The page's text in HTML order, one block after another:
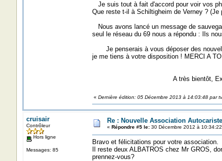
Je suis tout à fait d'accord pour voir vos
Que reste t-il à Schiltigheim de Verney ? (Je
Nous avons lancé un message de
seul le réseau du 69 nous a répondu : Ils
Je penserais à vous déposer des
je me tiens à votre disposition ! MERCI A
A très bientôt, Excellente Fête
« Dernière édition: 05 Décembre 2013 à 14:03:48 par
cruisair
Contrôleur
Hors ligne
Messages: 85
Re : Nouvelle Association
« Répondre #5 le:30 Décembre 2012 à
Bravo et félicitations pour votre association.
Il reste deux ALBATROS chez Mr GROS,
prennez-vous?